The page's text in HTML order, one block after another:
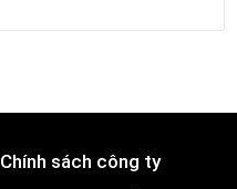
Chính sách công ty